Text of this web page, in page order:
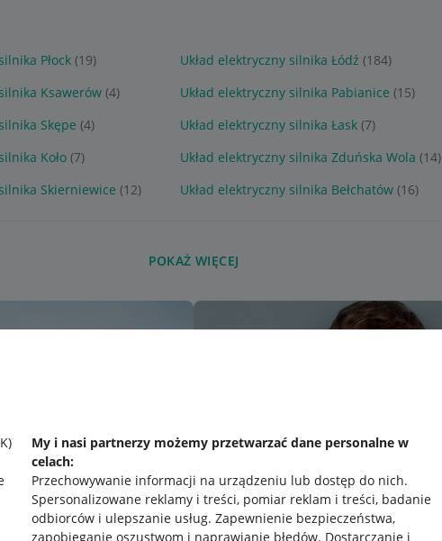
My i nasi partnerzy możemy przetwarzać dane personalne w
celach:
Przechowywanie informacji na urządzeniu lub dostęp do nich.
Spersonalizowane reklamy i treści, pomiar reklam i treści, badanie
odbiorców i ulepszanie usług. Zapewnienie bezpieczeństwa,
zapobieganie oszustwom i naprawianie błędów. Dostarczanie i
Płock (19) Układ elektryczny silnika Łódź (184)
Ksawerów (4) Układ elektryczny silnika Pabianice (15)
Skępe (4) Układ elektryczny silnika Łask (7)
Koło (7) Układ elektryczny silnika Zduńska Wola (14)
Skierniewice (12) Układ elektryczny silnika Bełchatów (16)
POKAŻ WIĘCEJ